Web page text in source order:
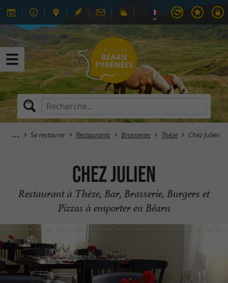
Se restaurer Restaurants Brasseries Thèze Chez Julien
Chez Julien
Restaurant à Thèze, Bar, Brasserie, Burgers et
Pizzas à emporter en Béarn